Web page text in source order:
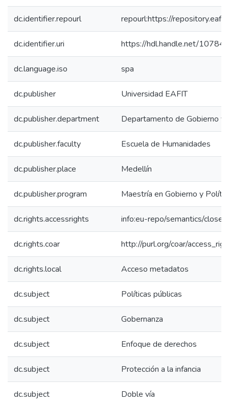
dc.identifier.repourl repourl:https://
dc.identifier.uri https://hdl.handle.net/
dc.language.iso spa
dc.publisher Universidad EAFIT
dc.publisher.department Departamento de Gobierno y
dc.publisher.faculty Escuela de Humanidades
dc.publisher.place Medellín
dc.publisher.program Maestría en Gobierno y
dc.rights.accessrights info:eu-repo/semantics/
dc.rights.coar http://purl.org/coar/
dc.rights.local Acceso metadatos
dc.subject Políticas públicas
dc.subject Gobernanza
dc.subject Enfoque de derechos
dc.subject Protección a la infancia
dc.subject Doble vía